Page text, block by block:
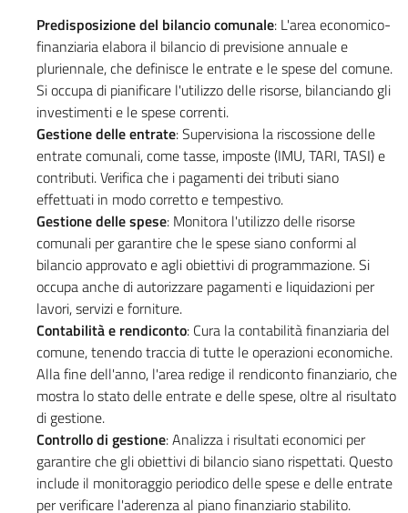
Predisposizione del bilancio comunale: L'area economico-
finanziaria elabora il bilancio di previsione annuale e
pluriennale, che definisce le entrate e le spese del comune.
Si occupa di pianificare l'utilizzo delle risorse, bilanciando gli
investimenti e le spese correnti.
Gestione delle entrate: Supervisiona la riscossione delle
entrate comunali, come tasse, imposte (IMU, TARI, TASI) e
contributi. Verifica che i pagamenti dei tributi siano
effettuati in modo corretto e tempestivo.
Gestione delle spese: Monitora l'utilizzo delle risorse
comunali per garantire che le spese siano conformi al
bilancio approvato e agli obiettivi di programmazione. Si
occupa anche di autorizzare pagamenti e liquidazioni per
lavori, servizi e forniture.
Contabilità e rendiconto: Cura la contabilità finanziaria del
comune, tenendo traccia di tutte le operazioni economiche.
Alla fine dell'anno, l'area redige il rendiconto finanziario, che
mostra lo stato delle entrate e delle spese, oltre al risultato
di gestione.
Controllo di gestione: Analizza i risultati economici per
garantire che gli obiettivi di bilancio siano rispettati. Questo
include il monitoraggio periodico delle spese e delle entrate
per verificare l'aderenza al piano finanziario stabilito.